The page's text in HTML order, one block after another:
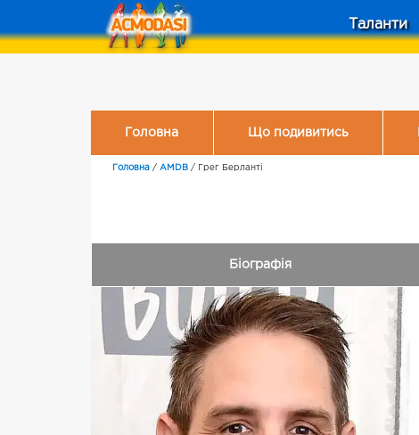
Таланти
Головна Що подивитись
Головна / AMDB / Грег Берланті
Біографія